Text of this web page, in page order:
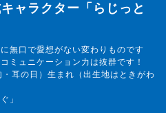
ャラクター「らじっと
無口で愛想がない変わりものです
ミュニケーション力は抜群です！
耳の日）生まれ（出生地はときがわ
」